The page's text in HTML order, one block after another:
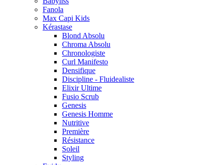
Fanola
Max Capi Kids
Kérastase
Blond Absolu
Chroma Absolu
Chronologiste
Curl Manifesto
Densifique
Discipline - Fluidealiste
Elixir Ultime
Fusio Scrub
Genesis
Genesis Homme
Nutritive
Première
Résistance
Soleil
Styling